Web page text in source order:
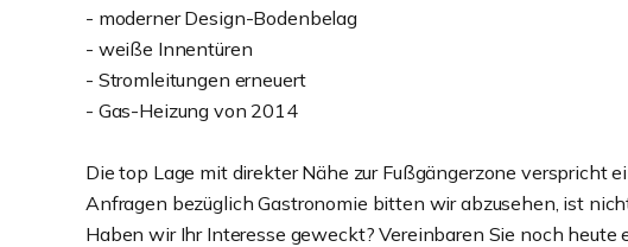
- moderner Design-Bodenbelag
- weiße Innentüren
- Stromleitungen erneuert
- Gas-Heizung von 2014
Die top Lage mit direkter Nähe zur Fußgängerzone verspricht
Anfragen bezüglich Gastronomie bitten wir abzusehen, ist
Haben wir Ihr Interesse geweckt? Vereinbaren Sie noch heute